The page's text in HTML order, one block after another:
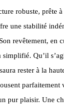
robuste, prête
une stabilité
revêtement, en
Qu’il
rester à la
pur plaisir. Une